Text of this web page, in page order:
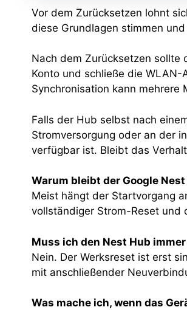
Vor dem Zurücksetzen lohnt
diese Grundlagen stimmen
Nach dem Zurücksetzen sollte
Konto und schließe die
Synchronisation kann mehrere
Falls der Hub selbst nach
Stromversorgung oder an der
verfügbar ist. Bleibt das
Warum bleibt der Google
Meist hängt der Startvorgang
vollständiger Strom-Reset und
Muss ich den Nest Hub
Nein. Der Werksreset ist erst
mit anschließender
Was mache ich, wenn das